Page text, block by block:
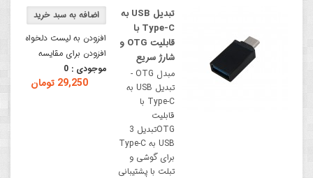
افزودن به لیست دلخواه
افزودن برای مقایسه
موجودی : 0
29,250 تومان
تبدیل USB به
Type-C با
قابلیت OTG و
شارژ سریع
مبدل OTG -
تبدیل USB به
Type-C با
قابلیت
OTGتبدیل 3
USB به Type‑C
برای گوشی و
تبلت با پشتیبانی